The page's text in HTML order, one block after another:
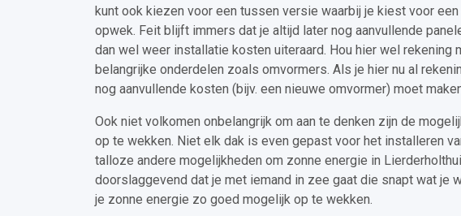
kunt ook kiezen voor een tussen versie waarbij je kiest voor
opwek. Feit blijft immers dat je altijd later nog aanvullende
dan wel weer installatie kosten uiteraard. Hou hier wel rekening
belangrijke onderdelen zoals omvormers. Als je hier nu al
nog aanvullende kosten (bijv. een nieuwe omvormer) moet
Ook niet volkomen onbelangrijk om aan te denken zijn de
op te wekken. Niet elk dak is even gepast voor het installeren
talloze andere mogelijkheden om zonne energie in
doorslaggevend dat je met iemand in zee gaat die snapt wat je
je zonne energie zo goed mogelijk op te wekken.